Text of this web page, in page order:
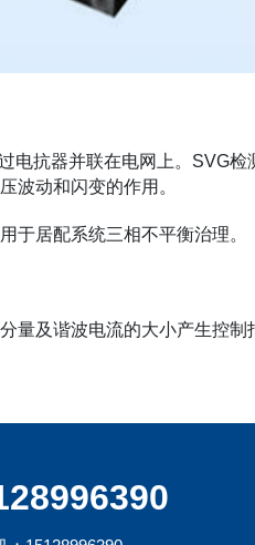
抗器并联在电网上。SVG
波动和闪变的作用。
于居配系统三相不平衡治理。
及谐波电流的大小产生控